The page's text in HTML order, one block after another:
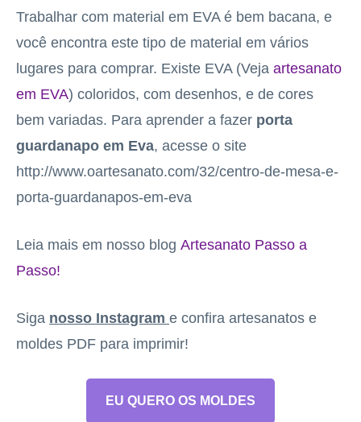
Trabalhar com material em EVA é bem bacana, e
você encontra este tipo de material em vários
lugares para comprar. Existe EVA (Veja artesanato
em EVA) coloridos, com desenhos, e de cores
bem variadas. Para aprender a fazer porta
guardanapo em Eva, acesse o site
http://www.oartesanato.com/32/centro-de-mesa-e-
porta-guardanapos-em-eva
Leia mais em nosso blog Artesanato Passo a
Passo!
Siga nosso Instagram e confira artesanatos e
moldes PDF para imprimir!
EU QUERO OS MOLDES